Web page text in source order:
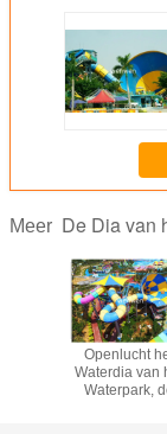
Meer De Dia van
Openlucht
Waterdia van
Waterpark,